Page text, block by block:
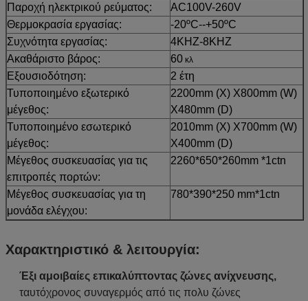
Παροχή ηλεκτρικού ρεύματος:
AC100V-260V
Θερμοκρασία εργασίας:
-20ºC--+50ºC
Συχνότητα εργασίας:
4KHZ-8KHZ
Ακαθάριστο βάρος:
60 κλ
Εξουσιοδότηση:
2 έτη
Τυποποιημένο εξωτερικό
μέγεθος:
2200mm (Χ) X800mm (W)
X480mm (D)
Τυποποιημένο εσωτερικό
μέγεθος:
2010mm (Χ) X700mm (W)
X400mm (D)
Μέγεθος συσκευασίας για τις
επιτροπές πορτών:
2260*650*260mm *1ctn
Μέγεθος συσκευασίας για τη
μονάδα ελέγχου:
780*390*250 mm*1ctn
Χαρακτηριστικό & λειτουργία:
Έξι αμοιβαίες επικαλύπτοντας ζώνες ανίχνευσης,
ταυτόχρονος συναγερμός από τις πολυ ζώνες